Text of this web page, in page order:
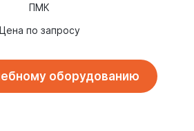
ПМК
Цена по запросу
оборудованию